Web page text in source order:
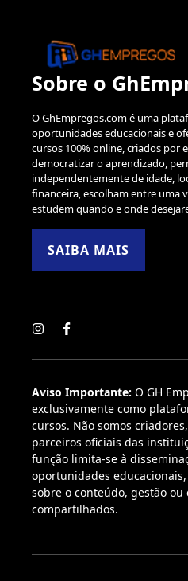
Sobre o
O GhEmpregos.com é uma
oportunidades educacionais e
cursos 100% online, criados por
democratizar o aprendizado,
independentemente de idade,
financeira, escolham entre uma
estudem quando e onde
SAIBA MAIS
Aviso Importante: O GH
exclusivamente como
cursos. Não somos
parceiros oficiais das
função limita-se à
oportunidades
sobre o conteúdo, gestão ou
compartilhados.